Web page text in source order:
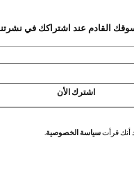
اشترك الأن
أنك قرأتسياسة الخصوصية.